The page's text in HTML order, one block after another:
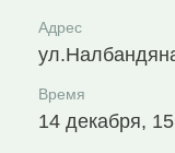
Адрес
Время
14 декабря,